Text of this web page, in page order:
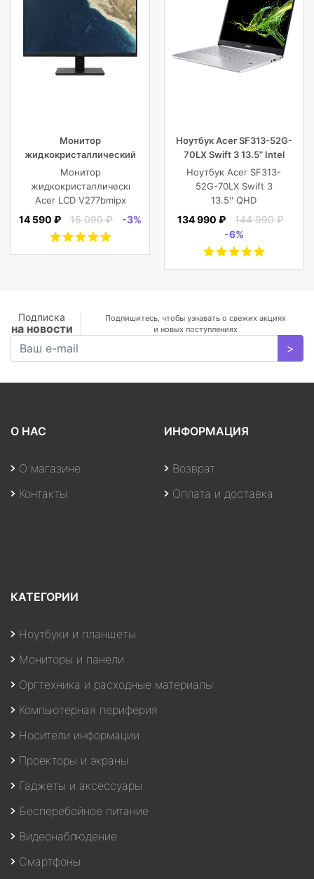
Монитор
жидкокристаллический
Acer LCD V277bmipx 27”
[16:9] 1920х1080(FHD) IPS
Монитор
жидкокристаллический
Acer LCD V277bmipx
27'' [16:9]
nonGLARE,
250cd/m2,
Speakers, 3Y, Black
14 590 ₽ 15 090 ₽ -3%
Ноутбук Acer SF313-52G-
70LX Swift 3 13.5” Intel
Core i7 16 GB 1TB SSD,
Silver
Ноутбук Acer SF313-
52G-70LX Swift 3
13.5'' QHD
(2256x1504) IPS/Intel
Core i7-1065G7
1.30GHz Quad/16
GB+1TB SSD/GF
MX350 2
134 990 ₽
144 990 ₽
-6%
Подписка
на новости
Подпишитесь, чтобы узнавать о свежих акциях
и новых поступлениях
>
О НАС
О магазине
Контакты
ИНФОРМАЦИЯ
Возврат
Оплата и доставка
КАТЕГОРИИ
Ноутбуки и планшеты
Мониторы и панели
Оргтехника и расходные материалы
Компьютерная периферия
Носители информации
Проекторы и экраны
Гаджеты и аксессуары
Бесперебойное питание
Видеонаблюдение
Смартфоны